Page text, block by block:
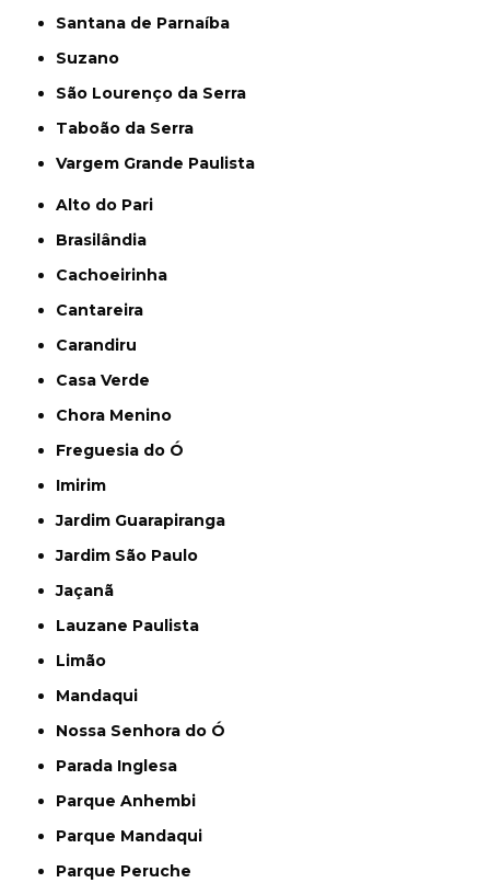
Santana de Parnaíba
Suzano
São Lourenço da Serra
Taboão da Serra
Vargem Grande Paulista
Alto do Pari
Brasilândia
Cachoeirinha
Cantareira
Carandiru
Casa Verde
Chora Menino
Freguesia do Ó
Imirim
Jardim Guarapiranga
Jardim São Paulo
Jaçanã
Lauzane Paulista
Limão
Mandaqui
Nossa Senhora do Ó
Parada Inglesa
Parque Anhembi
Parque Mandaqui
Parque Peruche